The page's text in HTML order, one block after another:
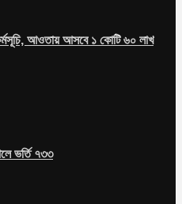
আওতায় আসবে ১ কোটি ৬০ লাখ
ভর্তি ৭৩৩